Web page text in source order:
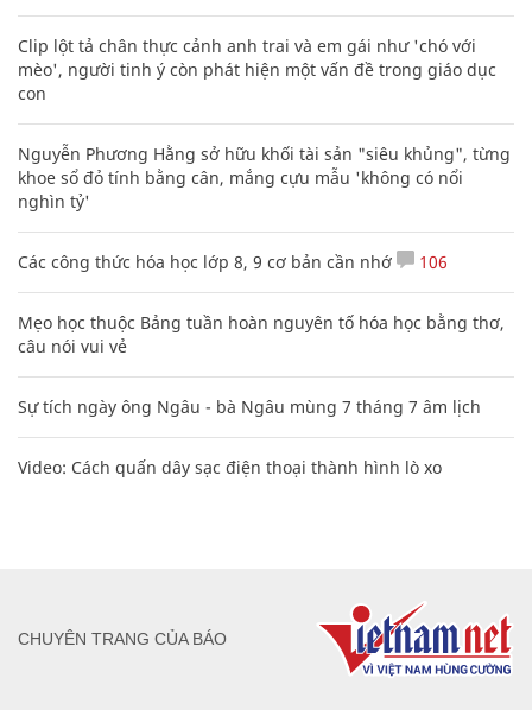
Clip lột tả chân thực cảnh anh trai và em gái như 'chó với
mèo', người tinh ý còn phát hiện một vấn đề trong giáo dục
con
Nguyễn Phương Hằng sở hữu khối tài sản "siêu khủng", từng
khoe sổ đỏ tính bằng cân, mắng cựu mẫu 'không có nổi
nghìn tỷ'
Các công thức hóa học lớp 8, 9 cơ bản cần nhớ 106
Mẹo học thuộc Bảng tuần hoàn nguyên tố hóa học bằng thơ,
câu nói vui vẻ
Sự tích ngày ông Ngâu - bà Ngâu mùng 7 tháng 7 âm lịch
Video: Cách quấn dây sạc điện thoại thành hình lò xo
CHUYÊN TRANG CỦA BÁO